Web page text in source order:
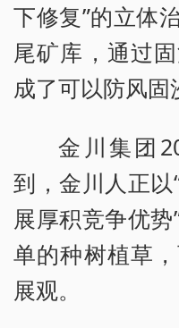
下修复”的立体
尾矿库，通过
成了可以防风固
金川集团
到，金川人正
展厚积竞争优
单的种树植草
展观。